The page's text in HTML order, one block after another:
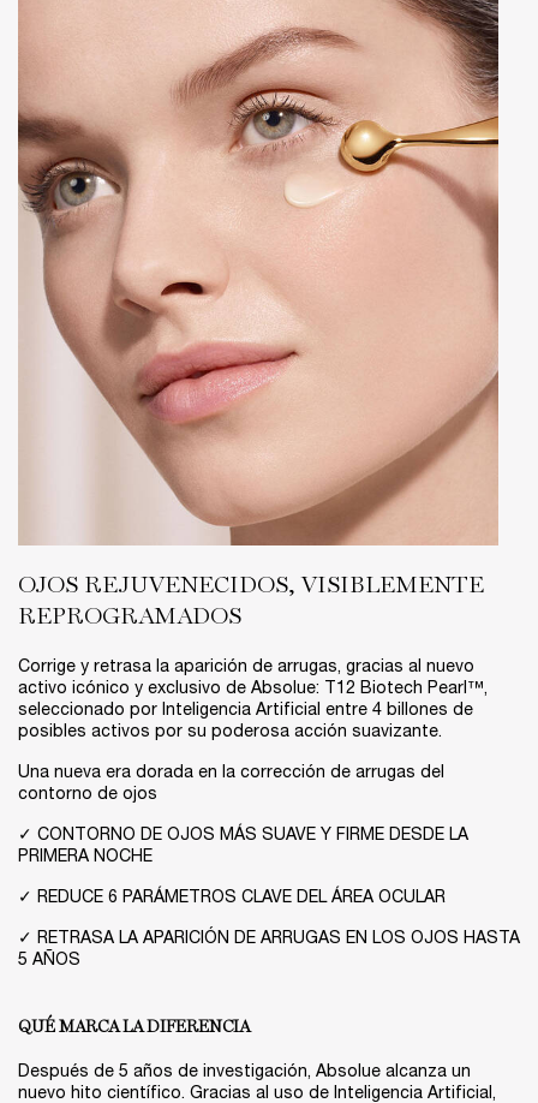
OJOS REJUVENECIDOS, VISIBLEMENTE
REPROGRAMADOS
Corrige y retrasa la aparición de arrugas, gracias al nuevo
activo icónico y exclusivo de Absolue: T12 Biotech Pearl™,
seleccionado por Inteligencia Artificial entre 4 billones de
posibles activos por su poderosa acción suavizante.
Una nueva era dorada en la corrección de arrugas del
contorno de ojos
✓ CONTORNO DE OJOS MÁS SUAVE Y FIRME DESDE LA
PRIMERA NOCHE
✓ REDUCE 6 PARÁMETROS CLAVE DEL ÁREA OCULAR
✓ RETRASA LA APARICIÓN DE ARRUGAS EN LOS OJOS HASTA
5 AÑOS
QUÉ MARCA LA DIFERENCIA
Después de 5 años de investigación, Absolue alcanza un
nuevo hito científico. Gracias al uso de Inteligencia Artificial,